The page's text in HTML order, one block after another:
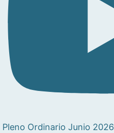
Pleno Ordinario Junio 2026